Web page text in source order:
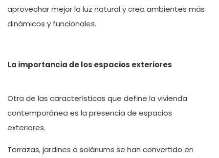
aprovechar mejor la luz natural y crea ambientes más
dinámicos y funcionales.
La importancia de los espacios exteriores
Otra de las características que define la vivienda
contemporánea es la presencia de espacios
exteriores.
Terrazas, jardines o soláriums se han convertido en